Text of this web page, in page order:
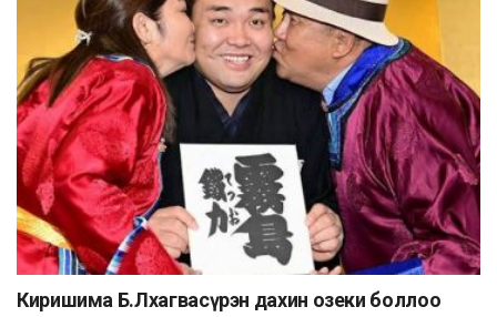
Киришима Б.Лхагвасүрэн дахин озеки боллоо